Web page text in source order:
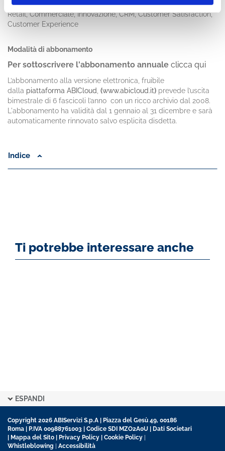
che si occupano di Marketing, Comunicazione, Social media,
Retail, Commerciale, Innovazione, CRM, Customer Satisfaction,
Customer Experience
Modalità di abbonamento
Per sottoscrivere l'abbonamento annuale clicca qui
L’abbonamento alla versione elettronica, fruibile
dalla piattaforma ABICloud (www.abicloud.it) prevede l’uscita
bimestrale di 6 fascicoli l’anno con un ricco archivio dal 2008.
L'abbonamento ha validità dal 1 gennaio al 31 dicembre e sarà
automaticamente rinnovato salvo esplicita disdetta.
Indice
Ti potrebbe interessare anche
ESPANDI
Copyright 2026 ABIServizi S.p.A | Piazza del Gesù 49, 00186
Roma | P.IVA 00988761003 | Codice SDI MZO2A0U |
Dati Societari
Mappa del Sito Privacy Policy Cookie Policy
Whistleblowing
Accessibilità